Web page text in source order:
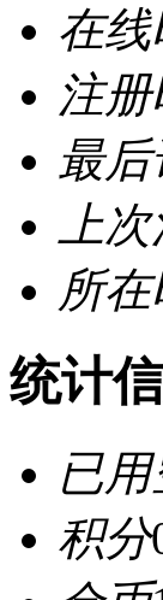
在
注
最
上
所
统计
已
积分